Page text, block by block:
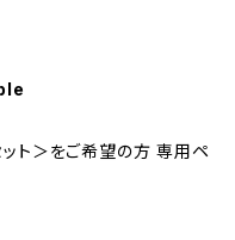
ト＞をご希望の方 専用ペ